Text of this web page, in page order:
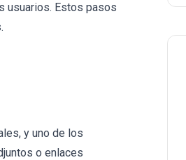
usuarios. Estos pasos
y uno de los
o enlaces